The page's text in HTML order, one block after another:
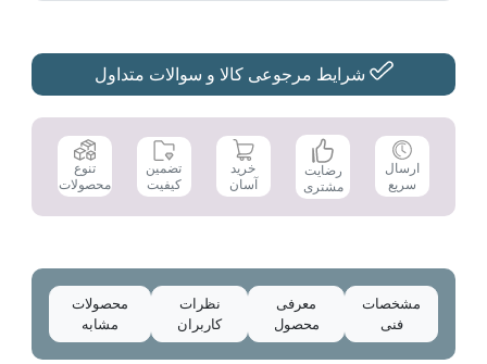
کاسا
مدل
CA-
111
عدد
شرایط مرجوعی کالا و سوالات متداول
ارسال
سریع
رضایت
مشتری
خرید
آسان
تضمین
کیفیت
تنوع
محصولات
مشخصات
فنی
معرفی
محصول
نظرات
کاربران
محصولات
مشابه